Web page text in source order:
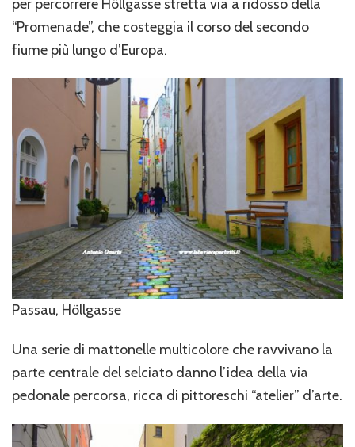
per percorrere Höllgasse stretta via a ridosso della
“Promenade”, che costeggia il corso del secondo
fiume più lungo d’Europa.
Passau, Höllgasse
Una serie di mattonelle multicolore che ravvivano la
parte centrale del selciato danno l’idea della via
pedonale percorsa, ricca di pittoreschi “atelier” d’arte.